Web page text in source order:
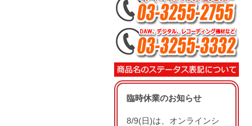
臨時休業のお知らせ
8/9(日)は、オンラインシ